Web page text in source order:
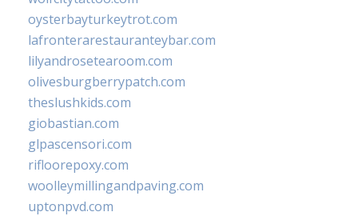
oysterbayturkeytrot.com
lafronterarestauranteybar.com
lilyandrosetearoom.com
olivesburgberrypatch.com
theslushkids.com
giobastian.com
glpascensori.com
rifloorepoxy.com
woolleymillingandpaving.com
uptonpvd.com